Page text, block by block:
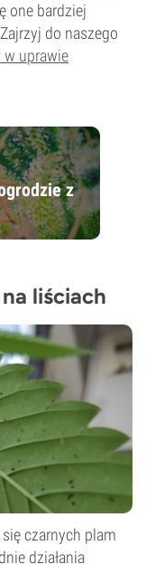
one bardziej
do naszego
w uprawie
z
liściach
czarnych plam
działania